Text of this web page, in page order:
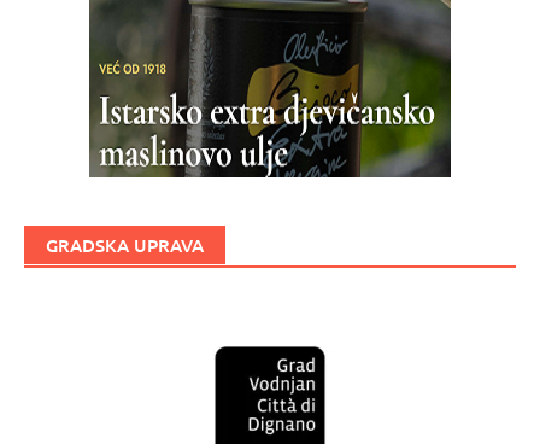
GRADSKA UPRAVA